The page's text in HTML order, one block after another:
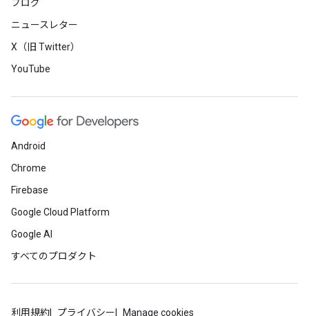
ブログ
ニュースレター
X（旧 Twitter）
YouTube
Android
Chrome
Firebase
Google Cloud Platform
Google AI
すべてのプロダクト
利用規約 プライバシー Manage cookies